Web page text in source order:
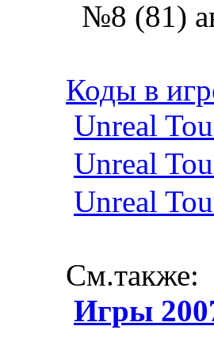
№8 (81)
Коды в
Unreal
Unreal
Unreal
См.также:
Игры